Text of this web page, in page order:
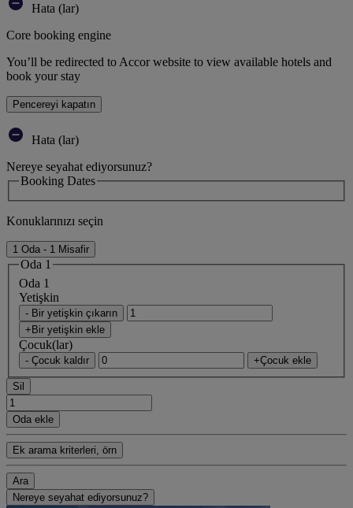
Hata (lar)
Core booking engine
You’ll be redirected to Accor website to view available hotels and
book your stay
Pencereyi kapatın
Hata (lar)
Nereye seyahat ediyorsunuz?
Booking Dates
Konuklarınızı seçin
1 Oda - 1 Misafir
Oda 1
Oda 1
Yetişkin
- Bir yetişkin çıkarın
+Bir yetişkin ekle
Çocuk(lar)
- Çocuk kaldır +Çocuk ekle
Sil
Oda ekle
Ek arama kriterleri, örn
Ara
Nereye seyahat ediyorsunuz?